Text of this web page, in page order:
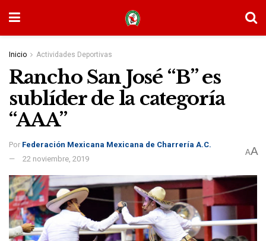
Inicio Actividades Deportivas
Rancho San José “B” es
sublíder de la categoría
“AAA”
Por Federación Mexicana Mexicana de Charrería A.C.
22 noviembre, 2019
AA